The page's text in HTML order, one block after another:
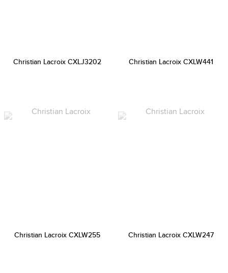
Christian Lacroix CXLJ3202 Christian Lacroix CXLW441
Christian Lacroix CXLW255 Christian Lacroix CXLW247